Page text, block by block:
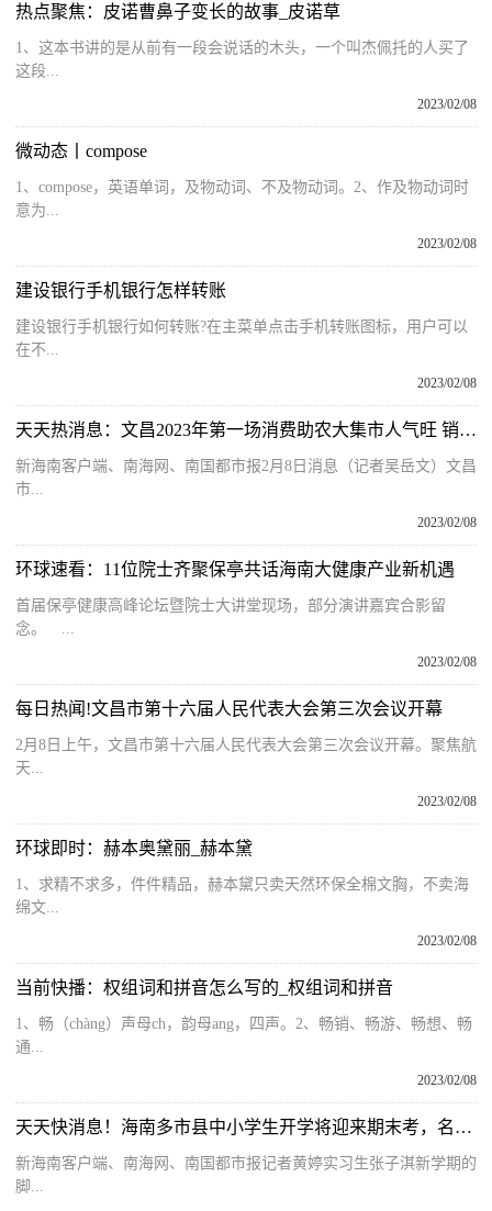
热点聚焦：皮诺曹鼻子变长的故事_皮诺草
1、这本书讲的是从前有一段会说话的木头，一个叫杰佩托的人买了
这段...
2023/02/08
微动态丨compose
1、compose，英语单词，及物动词、不及物动词。2、作及物动词时
意为...
2023/02/08
建设银行手机银行怎样转账
建设银行手机银行如何转账?在主菜单点击手机转账图标，用户可以
在不...
2023/02/08
天天热消息：文昌2023年第一场消费助农大集市人气旺 销售额达18万元
新海南客户端、南海网、南国都市报2月8日消息（记者吴岳文）文昌
市...
2023/02/08
环球速看：11位院士齐聚保亭共话海南大健康产业新机遇
首届保亭健康高峰论坛暨院士大讲堂现场，部分演讲嘉宾合影留
念。 ...
2023/02/08
每日热闻!文昌市第十六届人民代表大会第三次会议开幕
2月8日上午，文昌市第十六届人民代表大会第三次会议开幕。聚焦航
天...
2023/02/08
环球即时：赫本奥黛丽_赫本黛
1、求精不求多，件件精品，赫本黛只卖天然环保全棉文胸，不卖海
绵文...
2023/02/08
当前快播：权组词和拼音怎么写的_权组词和拼音
1、畅（chàng）声母ch，韵母ang，四声。2、畅销、畅游、畅想、畅
通...
2023/02/08
天天快消息！海南多市县中小学生开学将迎来期末考，名师支招这样复习备考
新海南客户端、南海网、南国都市报记者黄婷实习生张子淇新学期的
脚...